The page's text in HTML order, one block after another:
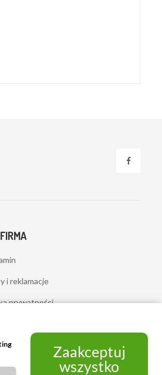
i reklamacje
prywatności
z nami
Zaakceptuj
wszystko